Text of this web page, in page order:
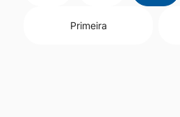
Primeira